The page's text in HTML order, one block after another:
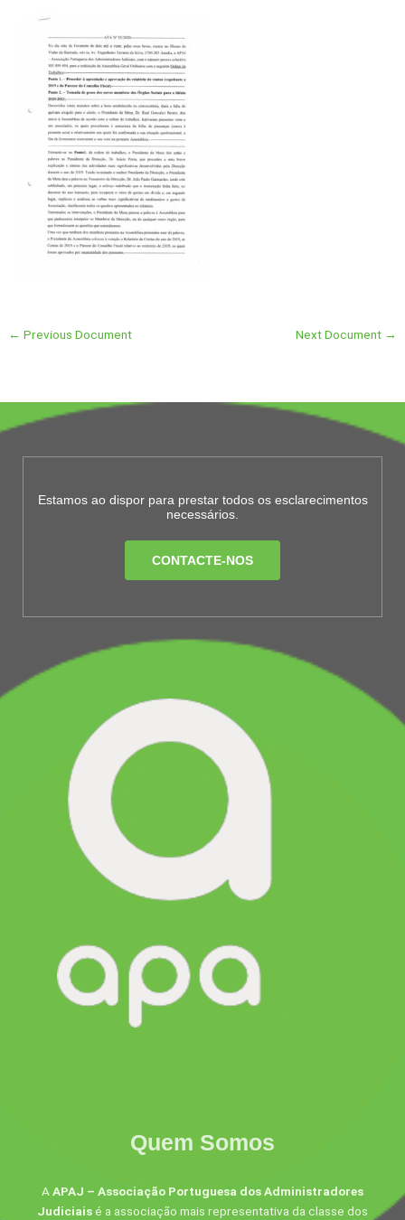
← Previous Document Next Document →
Estamos ao dispor para prestar todos os esclarecimentos
necessários.
CONTACTE-NOS
Quem Somos
AAPAJ – Associação Portuguesa dos Administradores
Judiciaisé a associação mais representativa da classe dos